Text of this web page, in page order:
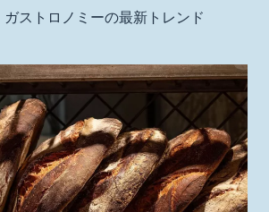
ガストロノミーの最新トレンド